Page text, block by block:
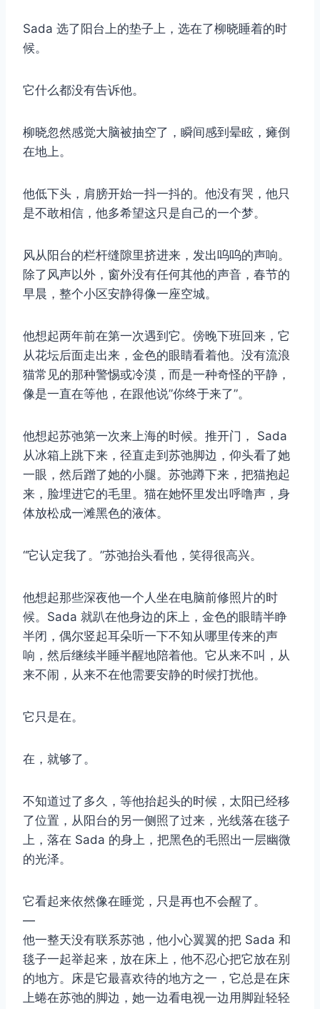
Sada 选了阳台上的垫子上，选在了柳晓睡着的时
候。
它什么都没有告诉他。
柳晓忽然感觉大脑被抽空了，瞬间感到晕眩，瘫倒
在地上。
他低下头，肩膀开始一抖一抖的。他没有哭，他只
是不敢相信，他多希望这只是自己的一个梦。
风从阳台的栏杆缝隙里挤进来，发出呜呜的声响。
除了风声以外，窗外没有任何其他的声音，春节的
早晨，整个小区安静得像一座空城。
他想起两年前在第一次遇到它。傍晚下班回来，它
从花坛后面走出来，金色的眼睛看着他。没有流浪
猫常见的那种警惕或冷漠，而是一种奇怪的平静，
像是一直在等他，在跟他说”你终于来了”。
他想起苏弛第一次来上海的时候。推开门， Sada
从冰箱上跳下来，径直走到苏弛脚边，仰头看了她
一眼，然后蹭了她的小腿。苏弛蹲下来，把猫抱起
来，脸埋进它的毛里。猫在她怀里发出呼噜声，身
体放松成一滩黑色的液体。
“它认定我了。”苏弛抬头看他，笑得很高兴。
他想起那些深夜他一个人坐在电脑前修照片的时
候。Sada 就趴在他身边的床上，金色的眼睛半睁
半闭，偶尔竖起耳朵听一下不知从哪里传来的声
响，然后继续半睡半醒地陪着他。它从来不叫，从
来不闹，从来不在他需要安静的时候打扰他。
它只是在。
在，就够了。
不知道过了多久，等他抬起头的时候，太阳已经移
了位置，从阳台的另一侧照了过来，光线落在毯子
上，落在 Sada 的身上，把黑色的毛照出一层幽微
的光泽。
它看起来依然像在睡觉，只是再也不会醒了。
—
他一整天没有联系苏弛，他小心翼翼的把 Sada 和
毯子一起举起来，放在床上，他不忍心把它放在别
的地方。床是它最喜欢待的地方之一，它总是在床
上蜷在苏弛的脚边，她一边看电视一边用脚趾轻轻